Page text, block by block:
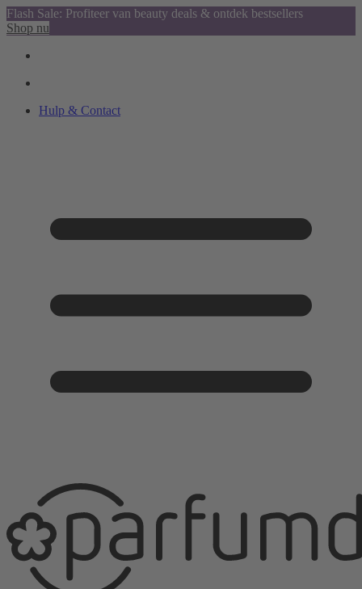
Flash Sale: Profiteer van beauty deals & ontdek bestsellers
Shop nu
Hulp & Contact